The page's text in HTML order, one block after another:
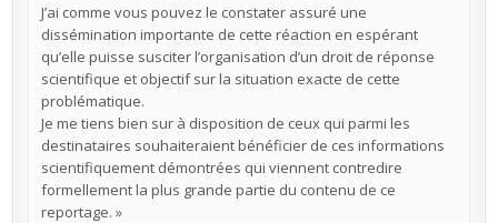
J’ai comme vous pouvez le constater assuré une
dissémination importante de cette réaction en espérant
qu’elle puisse susciter l’organisation d’un droit de réponse
scientifique et objectif sur la situation exacte de cette
problématique.
Je me tiens bien sur à disposition de ceux qui parmi les
destinataires souhaiteraient bénéficier de ces informations
scientifiquement démontrées qui viennent contredire
formellement la plus grande partie du contenu de ce
reportage. »